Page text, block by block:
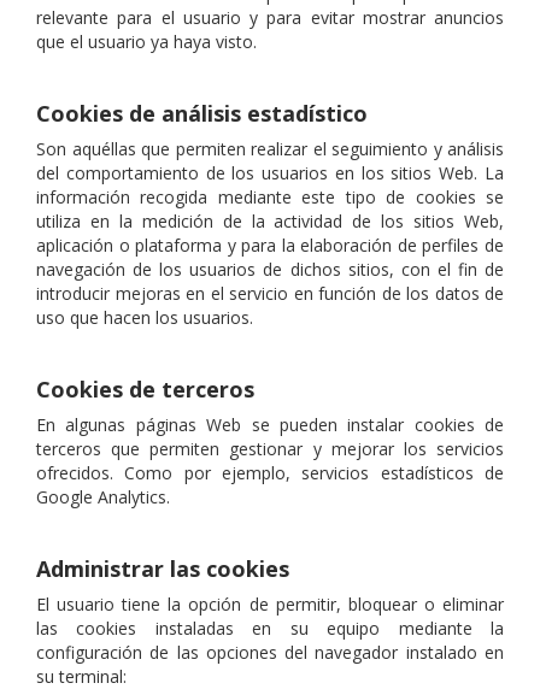
relevante para el usuario y para evitar mostrar anuncios
que el usuario ya haya visto.
Cookies de análisis estadístico
Son aquéllas que permiten realizar el seguimiento y análisis
del comportamiento de los usuarios en los sitios Web. La
información recogida mediante este tipo de cookies se
utiliza en la medición de la actividad de los sitios Web,
aplicación o plataforma y para la elaboración de perfiles de
navegación de los usuarios de dichos sitios, con el fin de
introducir mejoras en el servicio en función de los datos de
uso que hacen los usuarios.
Cookies de terceros
En algunas páginas Web se pueden instalar cookies de
terceros que permiten gestionar y mejorar los servicios
ofrecidos. Como por ejemplo, servicios estadísticos de
Google Analytics.
Administrar las cookies
El usuario tiene la opción de permitir, bloquear o eliminar
las cookies instaladas en su equipo mediante la
configuración de las opciones del navegador instalado en
su terminal: